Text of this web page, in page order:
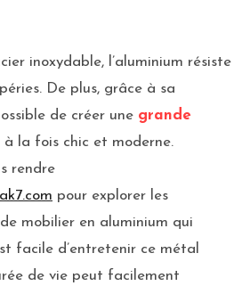
inoxydable, l’aluminium résiste
De plus, grâce à sa
de créer une grande
à la fois chic et moderne.
rendre
pour explorer les
mobilier en aluminium qui
facile d’entretenir ce métal
de vie peut facilement